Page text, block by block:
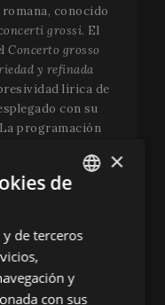
conocido
grossi. El
Concerto grosso
y refinada
lírica de
con su
La programación
estilísticos
tercera etapa
1707, el “caro
violinista
se ha
SPANISH
FRENCH
×
de
de terceros
y
con sus